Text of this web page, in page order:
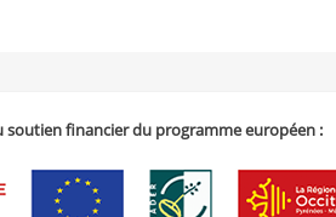
soutien financier du programme européen :